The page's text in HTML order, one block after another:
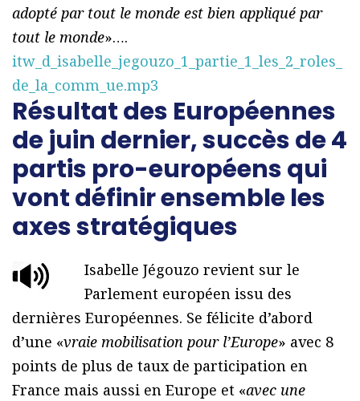
adopté par tout le monde est bien appliqué par
tout le monde»….
itw_d_isabelle_jegouzo_1_partie_1_les_2_roles_
de_la_comm_ue.mp3
Résultat des Européennes
de juin dernier, succès de 4
partis pro-européens qui
vont définir ensemble les
axes stratégiques
Isabelle Jégouzo revient sur le
Parlement européen issu des
dernières Européennes. Se félicite d’abord
d’une «vraie mobilisation pour l’Europe» avec 8
points de plus de taux de participation en
France mais aussi en Europe et «avec une